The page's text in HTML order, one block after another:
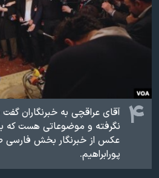
۴ آقای عراقچی به خبرنگاران
نگرفته و موضوعاتی هست که
عکس از خبرنگار بخش فارسی
پورابراهيم.